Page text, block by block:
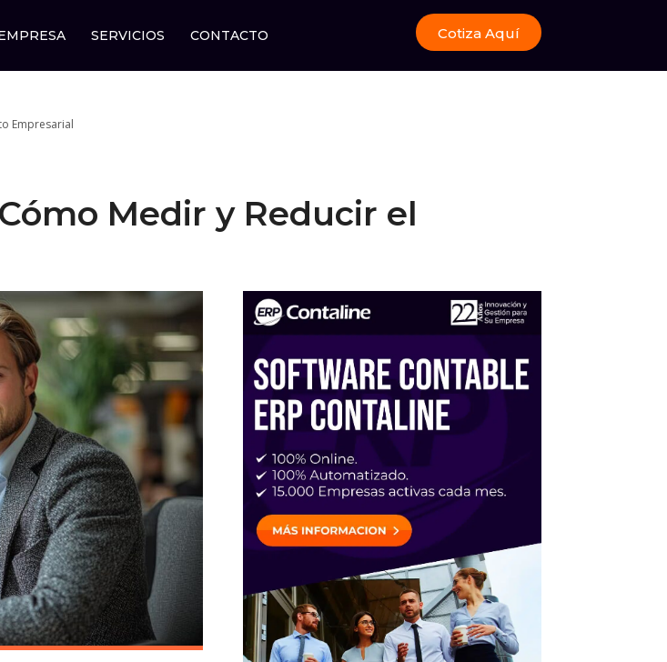
SERVICIOS CONTACTO Cotiza Aquí
Empresarial
Medir y Reducir el